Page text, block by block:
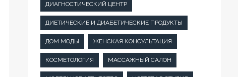
ДИАГНОСТИЧЕСКИЙ ЦЕНТР
ДИЕТИЧЕСКИЕ И ДИАБЕТИЧЕСКИЕ ПРОДУКТЫ
ДОМ МОДЫ ЖЕНСКАЯ КОНСУЛЬТАЦИЯ
КОСМЕТОЛОГИЯ МАССАЖНЫЙ САЛОН